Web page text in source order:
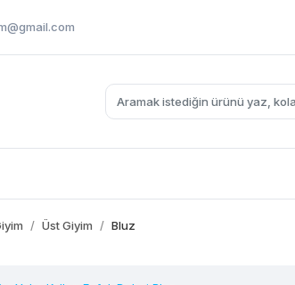
Üst Giyim Bluz